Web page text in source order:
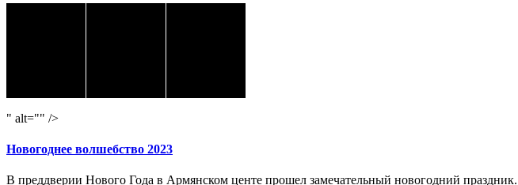
" alt="" />
Новогоднее волшебство 2023
В преддверии Нового Года в Армянском центе прошел замечательный новогодний